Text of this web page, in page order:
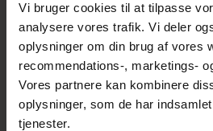
Vi bruger cookies til at tilpasse
analysere vores trafik. Vi deler
oplysninger om din brug af vores
recommendations-, marketings-
Vores partnere kan kombinere
oplysninger, som de har
tjenester.